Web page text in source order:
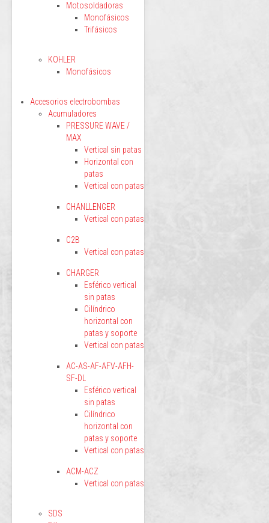
Motosoldadoras
Monofásicos
Trifásicos
KOHLER
Monofásicos
Accesorios electrobombas
Acumuladores
PRESSURE WAVE /
MAX
Vertical sin patas
Horizontal con
patas
Vertical con patas
CHANLLENGER
Vertical con patas
C2B
Vertical con patas
CHARGER
Esférico vertical
sin patas
Cilíndrico
horizontal con
patas y soporte
Vertical con patas
AC-AS-AF-AFV-AFH-
SF-DL
Esférico vertical
sin patas
Cilíndrico
horizontal con
patas y soporte
Vertical con patas
ACM-ACZ
Vertical con patas
SDS